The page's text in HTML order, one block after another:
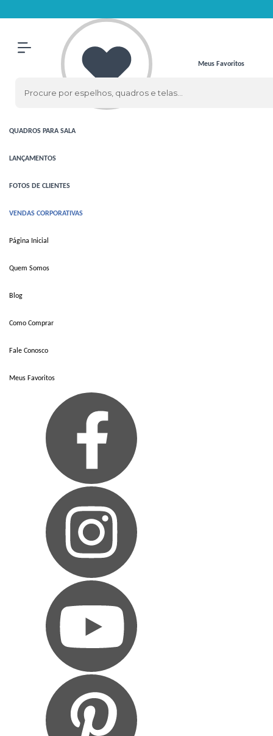
ESPELHOS CLÁSSICOS
COM LED
QUADROS PARA SALA
LANÇAMENTOS
FOTOS DE CLIENTES
VENDAS CORPORATIVAS
Página Inicial
Quem Somos
Blog
Como Comprar
Fale Conosco
Meus Favoritos
Meus Favoritos